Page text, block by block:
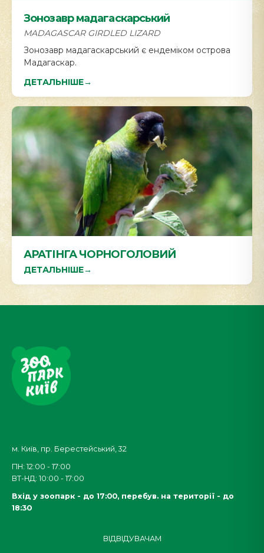
Зонозавр мадагаскарський
MADAGASCAR GIRDLED LIZARD
Зонозавр мадагаскарський є ендеміком острова
Мадагаскар.
ДЕТАЛЬНІШЕ→
АРАТІНГА ЧОРНОГОЛОВИЙ
ДЕТАЛЬНІШЕ→
м. Київ, пр. Берестейський, 32
ПН: 12:00 - 17:00
ВТ-НД: 10:00 - 17:00
Вхід у зоопарк - до 17:00, перебув. на території - до
18:30
ВІДВІДУВАЧАМ